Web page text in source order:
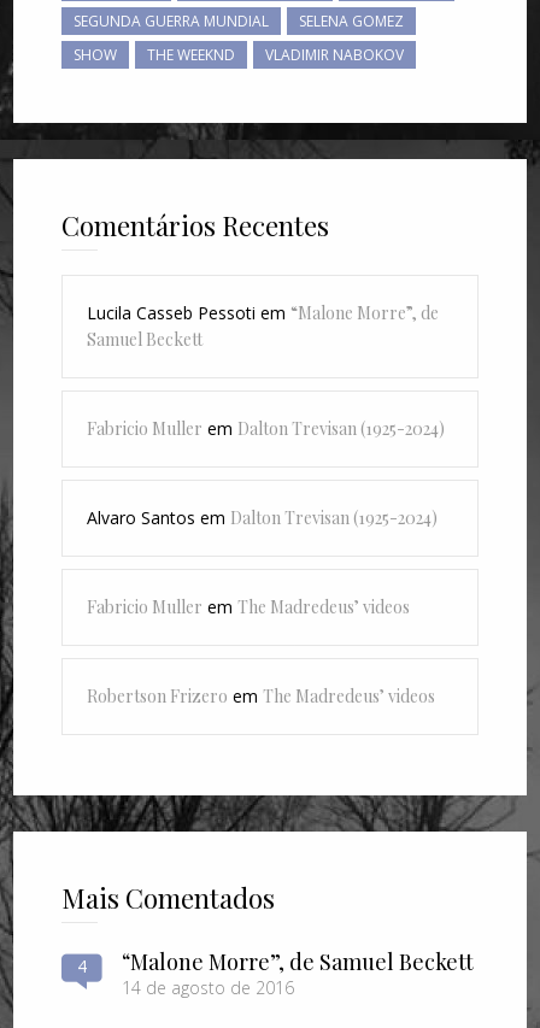
SEGUNDA GUERRA MUNDIAL
SELENA GOMEZ
SHOW
THE WEEKND VLADIMIR NABOKOV
Comentários Recentes
Lucila Casseb Pessoti em “Malone Morre”, de
Samuel Beckett
Fabricio Muller em Dalton Trevisan (1925-2024)
Alvaro Santos em Dalton Trevisan (1925-2024)
Fabricio Muller emThe Madredeus’ videos
Robertson Frizero emThe Madredeus’ videos
Mais Comentados
4 “Malone Morre”, de Samuel Beckett
14 de agosto de 2016